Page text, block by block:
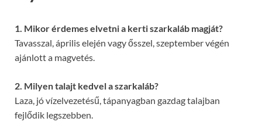
1. Mikor érdemes elvetni a kerti szarkaláb magját?
Tavasszal, április elején vagy ősszel, szeptember végén
ajánlott a magvetés.
2. Milyen talajt kedvel a szarkaláb?
Laza, jó vízelvezetésű, tápanyagban gazdag talajban
fejlődik legszebben.